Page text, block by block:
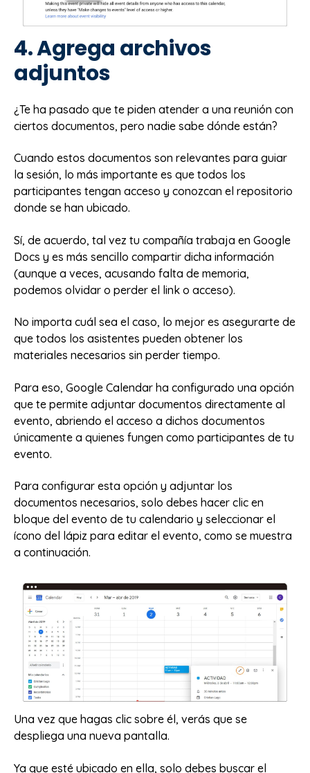
4. Agrega archivos
adjuntos
¿Te ha pasado que te piden atender a una reunión con
ciertos documentos, pero nadie sabe dónde están?
Cuando estos documentos son relevantes para guiar
la sesión, lo más importante es que todos los
participantes tengan acceso y conozcan el repositorio
donde se han ubicado.
Sí, de acuerdo, tal vez tu compañía trabaja en Google
Docs y es más sencillo compartir dicha información
(aunque a veces, acusando falta de memoria,
podemos olvidar o perder el link o acceso).
No importa cuál sea el caso, lo mejor es asegurarte de
que todos los asistentes pueden obtener los
materiales necesarios sin perder tiempo.
Para eso, Google Calendar ha configurado una opción
que te permite adjuntar documentos directamente al
evento, abriendo el acceso a dichos documentos
únicamente a quienes fungen como participantes de tu
evento.
Para configurar esta opción y adjuntar los
documentos necesarios, solo debes hacer clic en
bloque del evento de tu calendario y seleccionar el
ícono del lápiz para editar el evento, como se muestra
a continuación.
Una vez que hagas clic sobre él, verás que se
despliega una nueva pantalla.
Ya que esté ubicado en ella, solo debes buscar el